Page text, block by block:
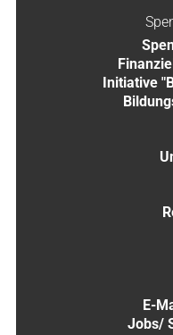
Initiative
E-
Jobs/